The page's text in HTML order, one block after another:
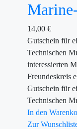
14,00 €
Gutschein für
Technischen
interessierten
Freundeskreis
Gutschein für
Technischen
In den
Zur